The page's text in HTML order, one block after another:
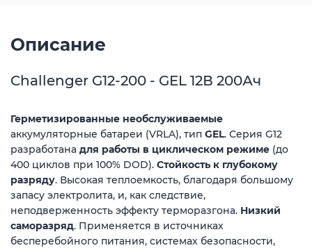
Описание
Challenger G12-200 - GEL 12В 200Ач
Герметизированные необслуживаемые
аккумуляторные батареи (VRLA), тип GEL. Серия G12
разработана для работы в циклическом режиме (до
400 циклов при 100% DOD). Стойкость к глубокому
разряду. Высокая теплоемкость, благодаря большому
запасу электролита, и, как следствие,
неподверженность эффекту терморазгона. Низкий
саморазряд. Применяется в источниках
бесперебойного питания, системах безопасности,